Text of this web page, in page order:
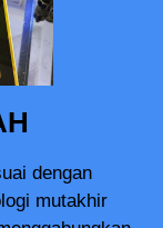
dengan
mutakhir